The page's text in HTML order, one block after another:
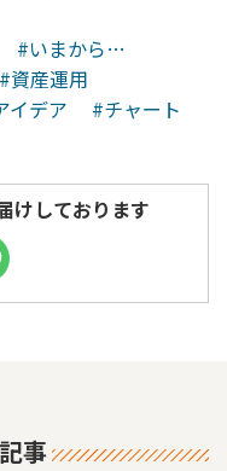
#いまから…
#資産運用
イデア
#チャート
けしております
事